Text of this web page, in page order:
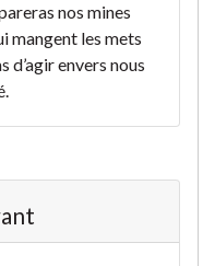
nos mines
mangent les mets
d’agir envers nous